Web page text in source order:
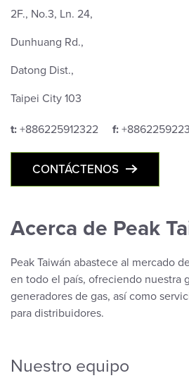
2F., No.3, Ln. 24,
Dunhuang Rd.,
Datong Dist.,
Taipei City 103
t: +886225912322 f:
CONTÁCTENOS
Acerca de Peak
Peak Taiwán abastece al mercado
en todo el país, ofreciendo nuestra
generadores de gas, así como
para distribuidores.
Nuestro equipo